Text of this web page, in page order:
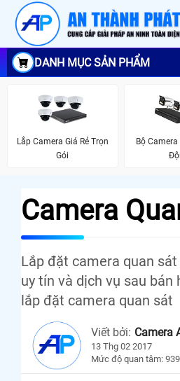
DANH MỤC SẢN PHẨM
Lắp Camera Giá Rẻ Trọn
Gói
Bộ
Camera
Lắp đặt camera quan
uy tín và dịch vụ sau
lắp đặt camera quan sát
Viết bởi: Camera
13 Thg 02 2017
Mức độ quan tâm: